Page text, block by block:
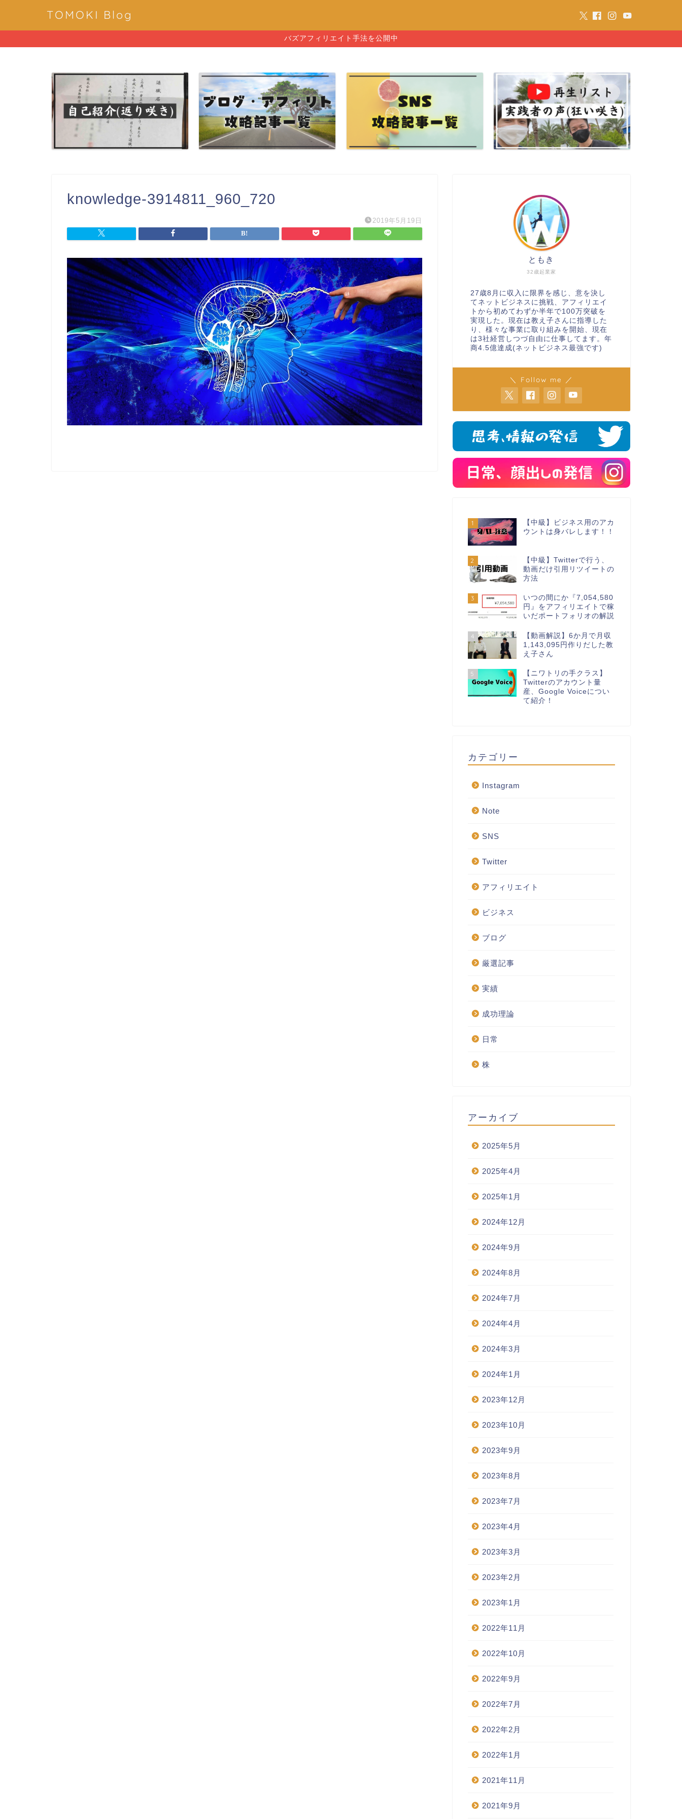
TOMOKI Blog
バズアフィリエイト手法を公開中
knowledge-3914811_960_720
2019年5月19日
32歳起業家
ともき
27歳8月に収入に限界を感じ、意を決し
てネットビジネスに挑戦、アフィリエイ
トから初めてわずか半年で100万突破を
実現した。現在は教え子さんに指導した
り、様々な事業に取り組みを開始、現在
は3社経営しつづ自由に仕事してます。年
商4.5億達成(ネットビジネス最強です)
＼ Follow me ／
1
【中級】ビジネス用のアカ
ウントは身バレします！！
2
【中級】Twitterで行う、
動画だけ引用リツイートの
方法
3
いつの間にか『7,054,580
円』をアフィリエイトで稼
いだポートフォリオの解説
4
【動画解説】6か月で月収
1,143,095円作りだした教
え子さん
5
【ニワトリの手クラス】
Twitterのアカウント量
産、Google Voiceについ
て紹介！
カテゴリー
Instagram
Note
SNS
Twitter
アフィリエイト
ビジネス
ブログ
厳選記事
実績
成功理論
日常
株
アーカイブ
2025年5月
2025年4月
2025年1月
2024年12月
2024年9月
2024年8月
2024年7月
2024年4月
2024年3月
2024年1月
2023年12月
2023年10月
2023年9月
2023年8月
2023年7月
2023年4月
2023年3月
2023年2月
2023年1月
2022年11月
2022年10月
2022年9月
2022年7月
2022年2月
2022年1月
2021年11月
2021年9月